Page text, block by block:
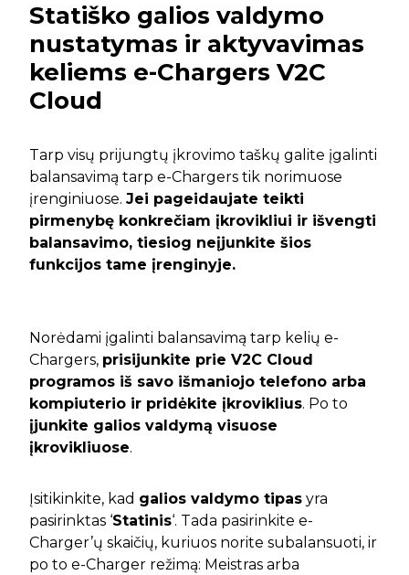
Statiško galios valdymo
nustatymas ir aktyvavimas
keliems e-Chargers V2C
Cloud
Tarp visų prijungtų įkrovimo taškų galite įgalinti
balansavimą tarp e-Chargers tik norimuose
įrenginiuose. Jei pageidaujate teikti
pirmenybę konkrečiam įkrovikliui ir išvengti
balansavimo, tiesiog neįjunkite šios
funkcijos tame įrenginyje.
Norėdami įgalinti balansavimą tarp kelių e-
Chargers, prisijunkite prie V2C Cloud
programos iš savo išmaniojo telefono arba
kompiuterio ir pridėkite įkroviklius. Po to
įjunkite galios valdymą visuose
įkrovikliuose.
Įsitikinkite, kad galios valdymo tipas yra
pasirinktas ‘Statinis‘. Tada pasirinkite e-
Charger’ų skaičių, kuriuos norite subalansuoti, ir
po to e-Charger režimą: Meistras arba